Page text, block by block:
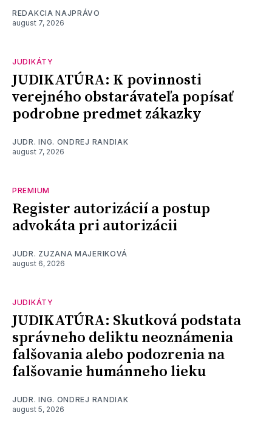
REDAKCIA NAJPRÁVO
august 7, 2026
JUDIKÁTY
JUDIKATÚRA: K povinnosti
verejného obstarávateľa popísať
podrobne predmet zákazky
JUDR. ING. ONDREJ RANDIAK
august 7, 2026
PREMIUM
Register autorizácií a postup
advokáta pri autorizácii
JUDR. ZUZANA MAJERIKOVÁ
august 6, 2026
JUDIKÁTY
JUDIKATÚRA: Skutková podstata
správneho deliktu neoznámenia
falšovania alebo podozrenia na
falšovanie humánneho lieku
JUDR. ING. ONDREJ RANDIAK
august 5, 2026